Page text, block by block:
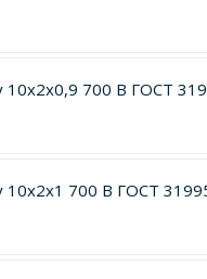
10х2х0,9 700 В ГОСТ
10х2х1 700 В ГОСТ